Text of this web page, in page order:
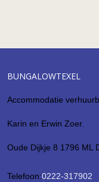
BUNGALOWTEXEL
Accommodatie
Karin en Erwin Zoer.
Oude Dijkje 8 1796 ML
Telefoon:0222-317902